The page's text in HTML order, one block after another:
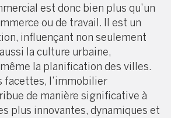
est donc bien plus qu’un
ou de travail. Il est un
influençant non seulement
la culture urbaine,
la planification des villes.
facettes, l’immobilier
de manière significative à
plus innovantes, dynamiques et